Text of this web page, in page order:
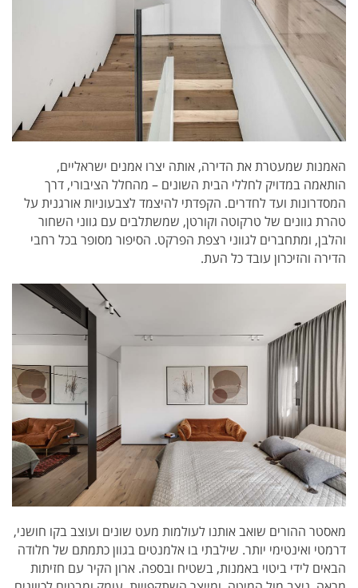
האמנות שמעטרת את הדירה, אותה יצרו אמנים ישראליים,
הותאמה במדויק לחללי הבית השונים – מהחלל הציבורי, דרך
המסדרונות ועד לחדרים. הקפדתי להיצמד לצבעוניות אורגנית על
טהרת גוונים של טרקוטה וקורטן, שמשתלבים עם גווני השחור
והלבן, ומתחברים לגווני רצפת הפרקט. הסיפור מסופר בכל רחבי
הדירה והזיכרון עובד כל העת.
מאסטר ההורים שואב אותנו לעולמות מעט שונים ועוצב בקו חושני,
דרמטי ואינטימי יותר. שילבתי בו אלמנטים בגוון כתמתם של חלודה
הבאים לידי ביטוי באמנות, בשטיח ובספה. ארון הקיר עם חזיתות